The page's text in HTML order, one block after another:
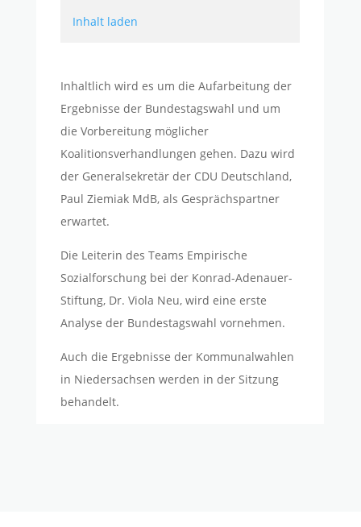
Inhalt laden
Inhaltlich wird es um die Aufarbeitung der
Ergebnisse der Bundestagswahl und um
die Vorbereitung möglicher
Koalitionsverhandlungen gehen. Dazu wird
der Generalsekretär der CDU Deutschland,
Paul Ziemiak MdB, als Gesprächspartner
erwartet.
Die Leiterin des Teams Empirische
Sozialforschung bei der Konrad-Adenauer-
Stiftung, Dr. Viola Neu, wird eine erste
Analyse der Bundestagswahl vornehmen.
Auch die Ergebnisse der Kommunalwahlen
in Niedersachsen werden in der Sitzung
behandelt.